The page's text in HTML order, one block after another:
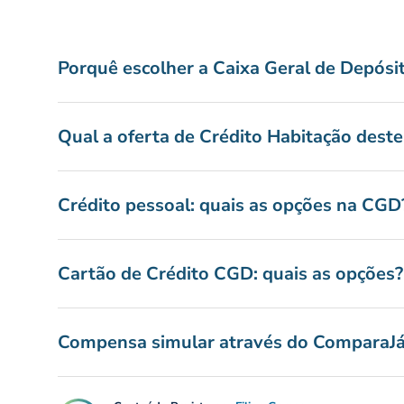
poupanças dos portugueses e de
comercial, banca de investimento,
Porquê escolher a Caixa Geral de
Qual a oferta de Crédito Habitação
Crédito pessoal: quais as opções na
Cartão de Crédito CGD: quais as opções?
Compensa simular através do